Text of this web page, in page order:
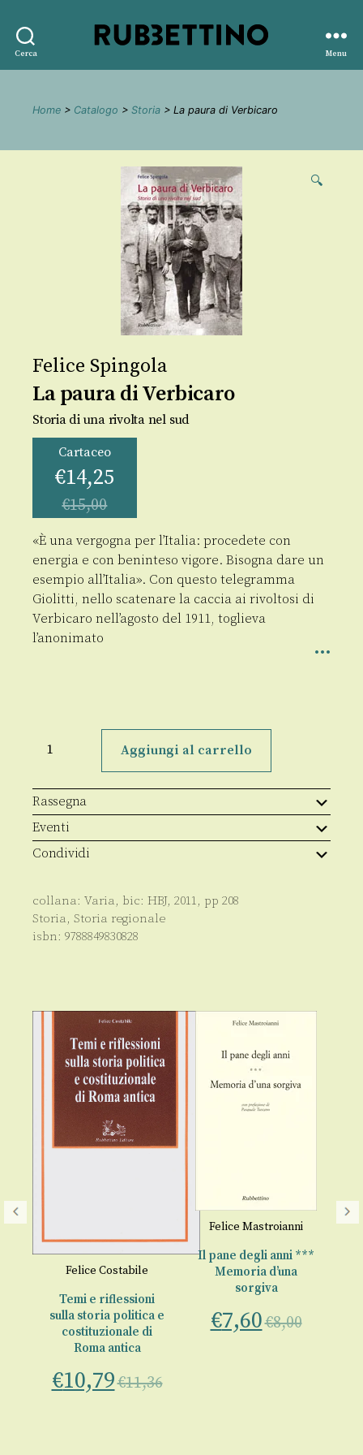
Cerca
editore
Menu
Home > Catalogo > Storia > La paura di Verbicaro
🔍
Felice Spingola
La paura di Verbicaro
Storia di una rivolta nel sud
Cartaceo
€14,25
€15,00
«È una vergogna per l’Italia: procedete con
energia e con beninteso vigore. Bisogna dare un
esempio all’Italia». Con questo telegramma
Giolitti, nello scatenare la caccia ai rivoltosi di
Verbicaro nell’agosto del 1911, toglieva
l’anonimato
paura
quantità
Aggiungi al carrello
Rassegna
Eventi
Condividi
collana: Varia, bic: HBJ, 2011, pp 208
Storia, Storia regionale
isbn: 9788849830828
Felice Costabile
Temi e riflessioni
sulla storia politica e
costituzionale di
Roma antica
€10,79€11,36
Felice Mastroianni
Il pane degli anni ***
Memoria d’una
sorgiva
€7,60€8,00